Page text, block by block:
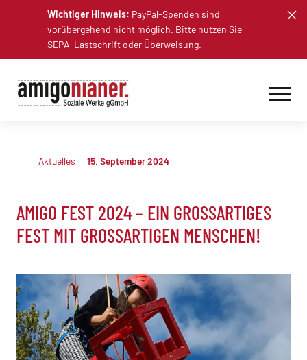
Wichtiger Hinweis: PayPal-Spenden sind
vorübergehend nicht möglich. Bitte nutzen Sie
SEPA-Lastschrift oder Überweisung.
Aktuelles 15. September 2024
AMIGO FEST 2024 – EIN GROSSARTIGES F
EST MIT GROSSARTIGEN MENSCHEN!